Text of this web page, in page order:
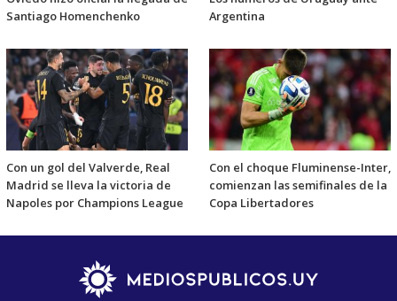
Santiago Homenchenko
Argentina
Con un gol del Valverde, Real
Madrid se lleva la victoria de
Napoles por Champions League
Con el choque Fluminense-Inter,
comienzan las semifinales de la
Copa Libertadores